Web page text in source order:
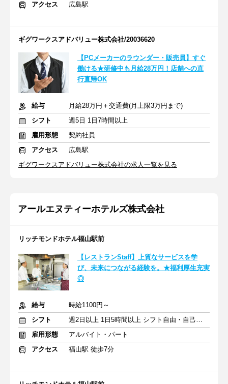
アクセス
広島駅
ギグワークスアドバリュー株式会社/20036620
【PCメーカーのラウンダー・販売員】すぐ
働ける★研修中も月給28万円！店舗への直
行直帰OK
給与
月給28万円＋交通費(月上限3万円まで)
シフト
週5日 1日7時間以上
雇用形態
契約社員
アクセス
広島駅
ギグワークスアドバリュー株式会社の求人一覧を見る
アールエヌティーホテルズ株式会社
リッチモンドホテル福山駅前
【レストランStaff】上質なサービスを学
び、未来につながる経験を。★福利厚生充実
◎
給与
時給1100円～
シフト
週2日以上 1日5時間以上 シフト自由・自己申告
雇用形態
アルバイト・パート
アクセス
福山駅 徒歩7分